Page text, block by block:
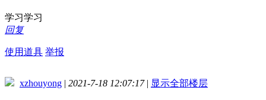
学习学习
回复
使用道具 举报
xzhouyong | 2021-7-18 12:07:17 | 显示全部楼层